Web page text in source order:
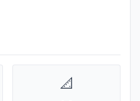
📐